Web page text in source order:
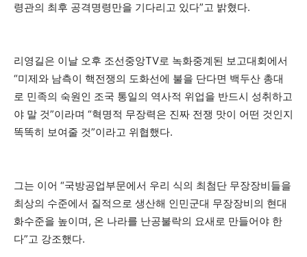
령관의 최후 공격명령만을 기다리고 있다”고 밝혔다.
리영길은 이날 오후 조선중앙TV로 녹화중계된 보고대회에서
“미제와 남측이 핵전쟁의 도화선에 불을 단다면 백두산 총대
로 민족의 숙원인 조국 통일의 역사적 위업을 반드시 성취하고
야 말 것”이라며 “혁명적 무장력은 진짜 전쟁 맛이 어떤 것인지
똑똑히 보여줄 것”이라고 위협했다.
그는 이어 “국방공업부문에서 우리 식의 최첨단 무장장비들을
최상의 수준에서 질적으로 생산해 인민군대 무장장비의 현대
화수준을 높이며, 온 나라를 난공불락의 요새로 만들어야 한
다”고 강조했다.